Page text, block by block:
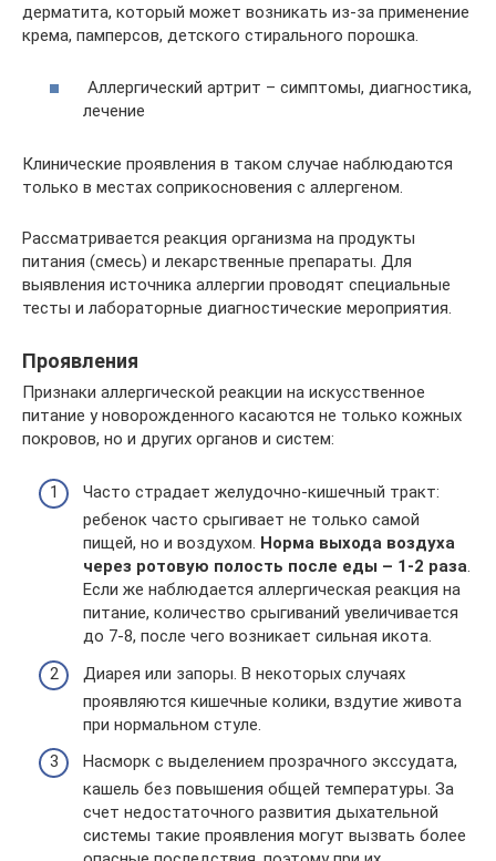
дерматита, который может возникать из-за применение
крема, памперсов, детского стирального порошка.
Аллергический артрит – симптомы, диагностика,
лечение
Клинические проявления в таком случае наблюдаются
только в местах соприкосновения с аллергеном.
Рассматривается реакция организма на продукты
питания (смесь) и лекарственные препараты. Для
выявления источника аллергии проводят специальные
тесты и лабораторные диагностические мероприятия.
Проявления
Признаки аллергической реакции на искусственное
питание у новорожденного касаются не только кожных
покровов, но и других органов и систем:
Часто страдает желудочно-кишечный тракт:
ребенок часто срыгивает не только самой
пищей, но и воздухом. Норма выхода воздуха
через ротовую полость после еды – 1-2 раза.
Если же наблюдается аллергическая реакция на
питание, количество срыгиваний увеличивается
до 7-8, после чего возникает сильная икота.
Диарея или запоры. В некоторых случаях
проявляются кишечные колики, вздутие живота
при нормальном стуле.
Насморк с выделением прозрачного экссудата,
кашель без повышения общей температуры. За
счет недостаточного развития дыхательной
системы такие проявления могут вызвать более